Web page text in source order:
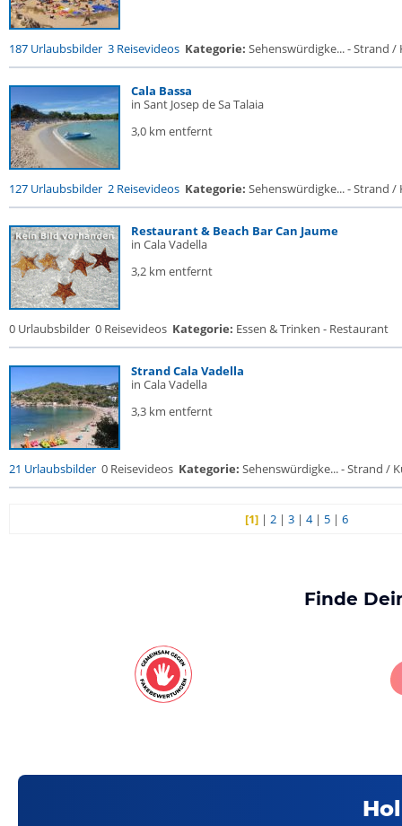
187 Urlaubsbilder 3 Reisevideos Kategorie: Sehenswürdigke... - Strand /
Cala Bassa
in Sant Josep de Sa Talaia
3,0 km entfernt
127 Urlaubsbilder 2 Reisevideos Kategorie: Sehenswürdigke... - Strand /
Restaurant & Beach Bar Can Jaume
in Cala Vadella
3,2 km entfernt
0 Urlaubsbilder 0 Reisevideos Kategorie: Essen & Trinken - Restaurant
Strand Cala Vadella
in Cala Vadella
3,3 km entfernt
21 Urlaubsbilder 0 Reisevideos Kategorie: Sehenswürdigke... - Strand /
[1] |2 |3 |4| 5 |6
Finde